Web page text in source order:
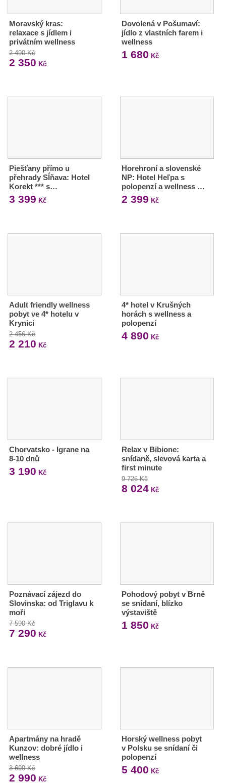
Moravský kras:
relaxace s jídlem i
privátním wellness
2 490 Kč
2 350 Kč
Dovolená v Pošumaví:
jídlo z vlastních farem i
wellness
1 680 Kč
Piešťany přímo u
přehrady Sĺňava: Hotel
Korekt *** s…
3 399 Kč
Horehroní a slovenské
NP: Hotel Heľpa s
polopenzí a wellness …
2 399 Kč
Adult friendly wellness
pobyt ve 4* hotelu v
Krynici
2 456 Kč
2 210 Kč
4* hotel v Krušných
horách s wellness a
polopenzí
4 890 Kč
Chorvatsko - Igrane na
8-10 dnů
3 190 Kč
Relax v Bibione:
snídaně, slevová karta a
first minute
9 726 Kč
8 024Kč
Poznávací zájezd do
Slovinska: od Triglavu k
moři
7 590 Kč
7 290 Kč
Pohodový pobyt v Brně
se snídaní, blízko
výstaviště
1 850 Kč
Apartmány na hradě
Kunzov: dobré jídlo i
wellness
3 690 Kč
2 990 Kč
Horský wellness pobyt
v Polsku se snídaní či
polopenzí
5 400 Kč